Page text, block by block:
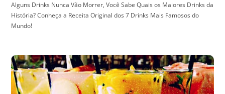
Alguns Drinks Nunca Vão Morrer, Você Sabe Quais os Maiores Drinks da
História? Conheça a Receita Original dos 7 Drinks Mais Famosos do
Mundo!